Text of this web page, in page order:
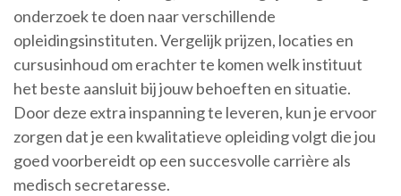
onderzoek te doen naar verschillende
opleidingsinstituten. Vergelijk prijzen, locaties en
cursusinhoud om erachter te komen welk instituut
het beste aansluit bij jouw behoeften en situatie.
Door deze extra inspanning te leveren, kun je ervoor
zorgen dat je een kwalitatieve opleiding volgt die jou
goed voorbereidt op een succesvolle carrière als
medisch secretaresse.